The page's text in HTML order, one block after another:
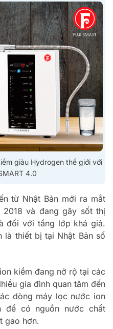
giàu Hydrogen thế giới với
4.0
từ Nhật Bản mới ra mắt
và đang gây sốt thị
đối với tầng lớp khá giả.
là thiết bị tại Nhật Bản số
kiềm đang nở rộ tại các
gia đình quan tâm đến
dòng máy lọc nước ion
để có nguồn nước chất
gao hơn.